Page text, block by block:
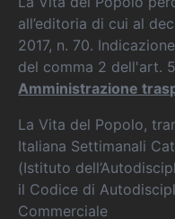
all’editoria di cui al
2017, n. 70.
del comma 2 dell'art.
Amministrazione
La Vita del Popolo,
Italiana Settimanali
(Istituto
il Codice di
Commerciale